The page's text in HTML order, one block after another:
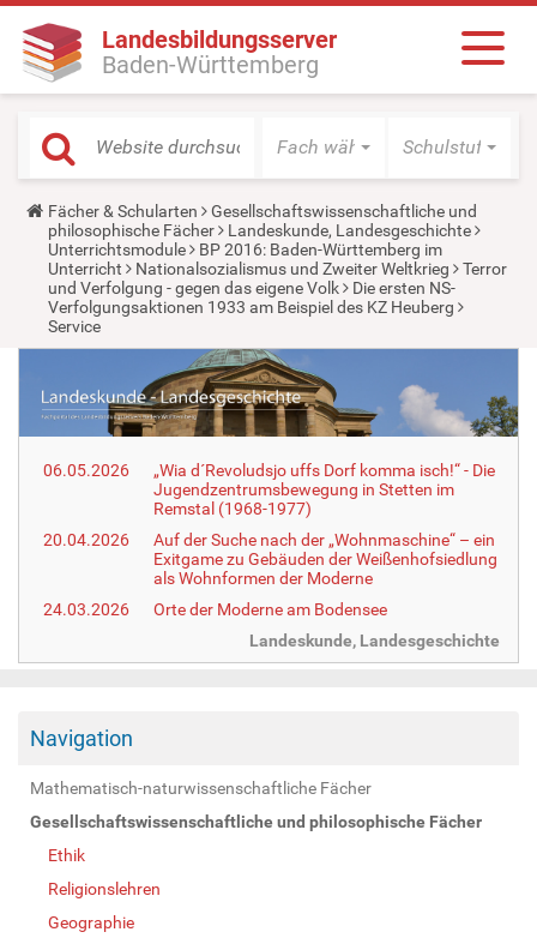
Landesbildungsserver
Baden-Württemberg
Fach wählen Schulstufe
Y
o
u
a
r
e
h
e
:
Fächer & Schularten
Gesellschaftswissenschaftliche und
philosophische Fächer
Landeskunde, Landesgeschichte
Unterrichtsmodule
BP 2016: Baden-Württemberg im
Unterricht
Nationalsozialismus und Zweiter Weltkrieg
Terror
und Verfolgung - gegen das eigene Volk
Die ersten NS-
Verfolgungsaktionen 1933 am Beispiel des KZ Heuberg
Service
06.05.2026
„Wia d´Revoludsjo uffs Dorf komma isch!“ - Die
Jugendzentrumsbewegung in Stetten im
Remstal (1968-1977)
20.04.2026
Auf der Suche nach der „Wohnmaschine“ – ein
Exitgame zu Gebäuden der Weißenhofsiedlung
als Wohnformen der Moderne
24.03.2026
Orte der Moderne am Bodensee
Landeskunde, Landesgeschichte
Navigation
Mathematisch-naturwissenschaftliche Fächer
Gesellschaftswissenschaftliche und philosophische Fächer
Ethik
Religionslehren
Geographie